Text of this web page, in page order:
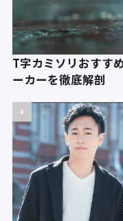
T字カミソリおすす
ーカーを徹底解剖